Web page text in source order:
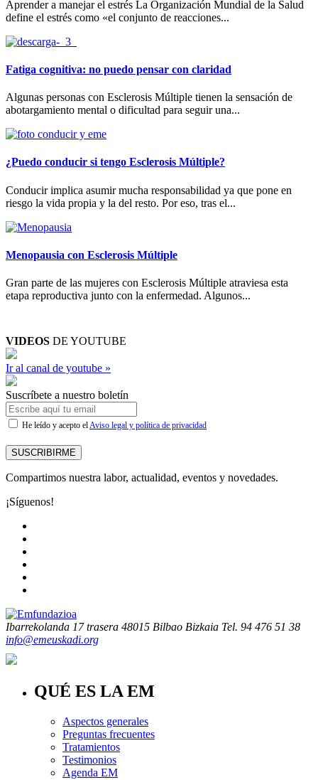
Aprender a manejar el estrés La Organización Mundial de la Salud
define el estrés como «el conjunto de reacciones...
Fatiga cognitiva: no puedo pensar con claridad
Algunas personas con Esclerosis Múltiple tienen la sensación de
abotargamiento mental o dificultad para seguir una...
¿Puedo conducir si tengo Esclerosis Múltiple?
Conducir implica asumir mucha responsabilidad ya que pone en
riesgo la vida propia y la del resto. Por eso, tras el...
Menopausia con Esclerosis Múltiple
Gran parte de las mujeres con Esclerosis Múltiple atraviesa esta
etapa reproductiva junto con la enfermedad. Algunos...
VIDEOS DE YOUTUBE
Ir al canal de youtube »
Suscríbete a nuestro boletín
He leído y acepto elAviso legal y política de privacidad
SUSCRIBIRME
Compartimos nuestra labor, actualidad, eventos y novedades.
¡Síguenos!
Ibarrekolanda 17 trasera 48015 Bilbao Bizkaia Tel. 94 476 51 38
info@emeuskadi.org
QUÉ ES LA EM
Aspectos generales
Preguntas frecuentes
Tratamientos
Testimonios
Agenda EM